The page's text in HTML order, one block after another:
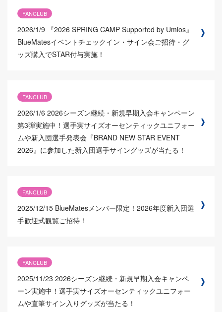
FANCLUB
2026/1/9
『2026 SPRING CAMP Supported by Umios』
BlueMatesイベントチェックイン・サイン会ご招待・グ
ッズ購入でSTAR付与実施！
FANCLUB
2026/1/6 2026シーズン継続・新規早期入会キャンペーン
第3弾実施中！選手実サイズオーセンティックユニフォー
ムや新入団選手発表会『BRAND NEW STAR EVENT
2026』に参加した新入団選手サイングッズが当たる！
FANCLUB
2025/12/15 BlueMatesメンバー限定！2026年度新入団選
手歓迎式観覧ご招待！
FANCLUB
2025/11/23 2026シーズン継続・新規早期入会キャンペ
ーン実施中！選手実サイズオーセンティックユニフォー
ムや直筆サイン入りグッズが当たる！